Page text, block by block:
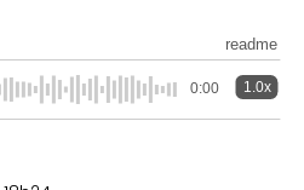
readme
0:00 1.0x